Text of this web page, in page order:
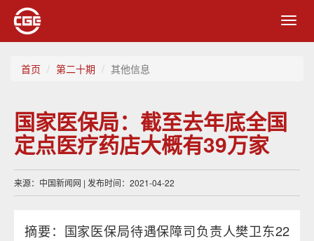
首页 第二十期 其他信息
国家医保局：截至去年底全国
定点医疗药店大概有39万家
来源：中国新闻网 | 发布时间：2021-04-22
摘要：国家医保局待遇保障司负责人樊卫东22